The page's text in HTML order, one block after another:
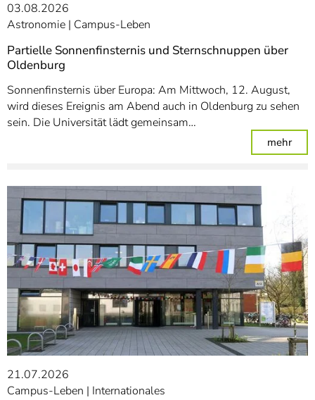
03.08.2026
Astronomie Campus-Leben
Partielle Sonnenfinsternis und Sternschnuppen über
Oldenburg
Sonnenfinsternis über Europa: Am Mittwoch, 12. August,
wird dieses Ereignis am Abend auch in Oldenburg zu sehen
sein. Die Universität lädt gemeinsam…
mehr:
21.07.2026
Campus-Leben
Internationales